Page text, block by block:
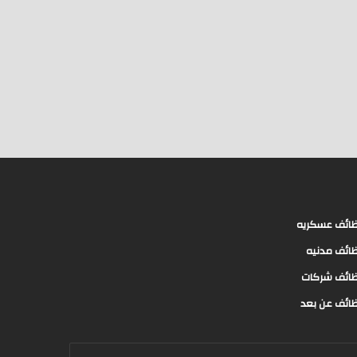
عسكريه
مدنيه
شركات
عن بعد